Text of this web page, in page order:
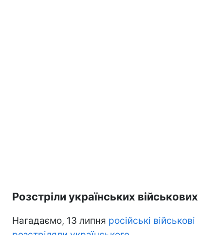
Розстріли українських військових
Нагадаємо, 13 липня російські військові